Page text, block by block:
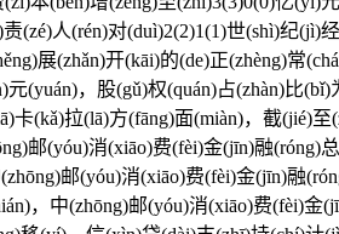
(zé)人(rén)对(duì)2(2)1(1)世(shì)纪
展(zhǎn)开(kāi)的(de)正(zhèng)常
(yuán)，股(gǔ)权(quán)占(zhàn)比
卡(kǎ)拉(lā)方(fāng)面(miàn)，截
邮(yóu)消(xiāo)费(fèi)金(jīn)融(róng)
邮(yóu)消(xiāo)费(fèi)金(jīn)融
，中(zhōng)邮(yóu)消(xiāo)费(fèi)